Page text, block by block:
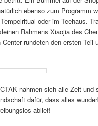
ebenso zum Programm
oder im Teehaus.
Rahmens Xiaojia des
rundeten den ersten Teil
nahmen sich alle Zeit und
dafür, dass alles
ablief!